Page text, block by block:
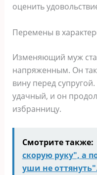
оценить
Перемены в
Изменяющий муж
напряженным. Он
вину перед
удачный, и он
избранницу.
Смотрите также:
скорую руку", а
уши не